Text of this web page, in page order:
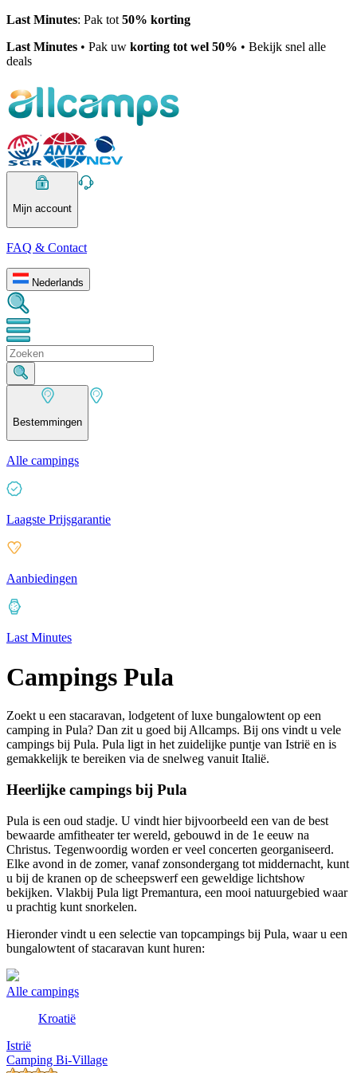
Last Minutes: Pak tot 50% korting
Last Minutes • Pak uw korting tot wel 50% • Bekijk snel alle
deals
Mijn account
FAQ & Contact
Nederlands
Bestemmingen
Alle campings
Laagste Prijsgarantie
Aanbiedingen
Last Minutes
Campings Pula
Zoekt u een stacaravan, lodgetent of luxe bungalowtent op een
camping in Pula? Dan zit u goed bij Allcamps. Bij ons vindt u vele
campings bij Pula. Pula ligt in het zuidelijke puntje van Istrië en is
gemakkelijk te bereiken via de snelweg vanuit Italië.
Heerlijke campings bij Pula
Pula is een oud stadje. U vindt hier bijvoorbeeld een van de best
bewaarde amfitheater ter wereld, gebouwd in de 1e eeuw na
Christus. Tegenwoordig worden er veel concerten georganiseerd.
Elke avond in de zomer, vanaf zonsondergang tot middernacht, kunt
u bij de kranen op de scheepswerf een geweldige lichtshow
bekijken. Vlakbij Pula ligt Premantura, een mooi natuurgebied waar
u prachtig kunt snorkelen.
Hieronder vindt u een selectie van topcampings bij Pula, waar u een
bungalowtent of stacaravan kunt huren:
Alle campings
Kroatië
Istrië
Camping Bi-Village